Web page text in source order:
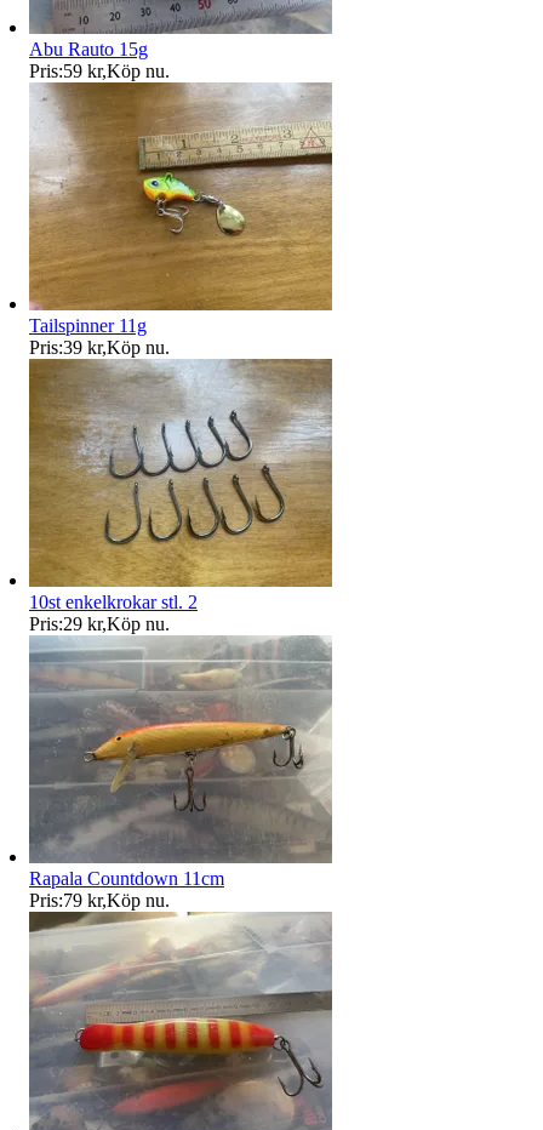
Abu Rauto 15g
Pris:59 kr,Köp nu.
Tailspinner 11g
Pris:39 kr,Köp nu.
10st enkelkrokar stl. 2
Pris:29 kr,Köp nu.
Rapala Countdown 11cm
Pris:79 kr,Köp nu.